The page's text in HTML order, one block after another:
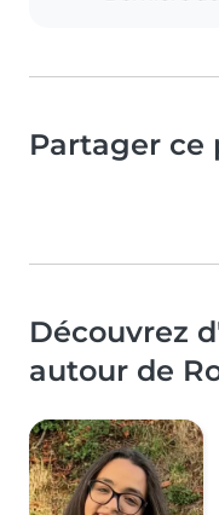
Partager ce
Découvrez
autour de